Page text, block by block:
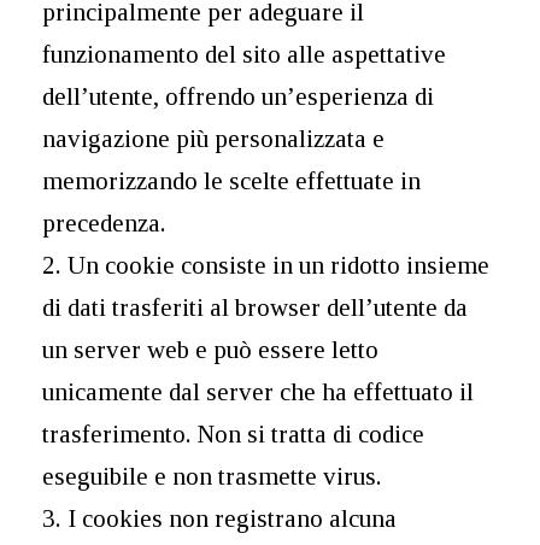
principalmente per adeguare il
funzionamento del sito alle aspettative
dell’utente, offrendo un’esperienza di
navigazione più personalizzata e
memorizzando le scelte effettuate in
precedenza.
2. Un cookie consiste in un ridotto insieme
di dati trasferiti al browser dell’utente da
un server web e può essere letto
unicamente dal server che ha effettuato il
trasferimento. Non si tratta di codice
eseguibile e non trasmette virus.
3. I cookies non registrano alcuna